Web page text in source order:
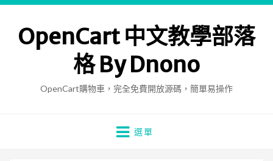
OpenCart 中文教學部落
格 By Dnono
OpenCart購物車，完全免費開放源碼，簡單易操作
選單